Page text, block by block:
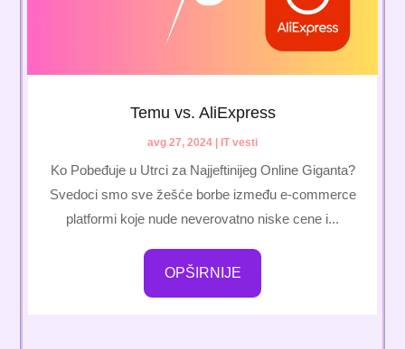
Temu vs. AliExpress
avg 27, 2024 | IT vesti
Ko Pobeđuje u Utrci za Najjeftinijeg Online Giganta?
Svedoci smo sve žešće borbe između e-commerce
platformi koje nude neverovatno niske cene i...
OPŠIRNIJE